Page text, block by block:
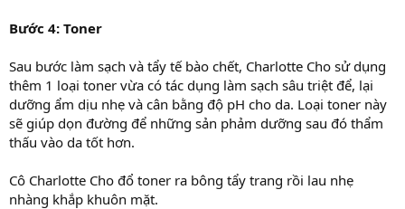
Bước 4: Toner
Sau bước làm sạch và tẩy tế bào chết, Charlotte Cho sử dụng
thêm 1 loại toner vừa có tác dụng làm sạch sâu triệt để, lại
dưỡng ẩm dịu nhẹ và cân bằng độ pH cho da. Loại toner này
sẽ giúp dọn đường để những sản phảm dưỡng sau đó thẩm
thấu vào da tốt hơn.
Cô Charlotte Cho đổ toner ra bông tẩy trang rồi lau nhẹ
nhàng khắp khuôn mặt.